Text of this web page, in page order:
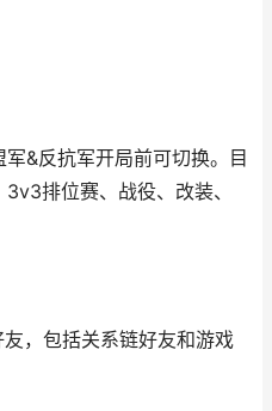
&反抗军开局前可切换。目
排位赛、战役、改装、
，包括关系链好友和游戏